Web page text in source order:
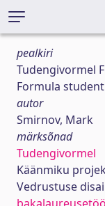
pealkiri
Tudengivormel
Formula
autor
Smirnov, Mark
märksõnad
Tudengivormel
Käänmiku
Vedrustuse